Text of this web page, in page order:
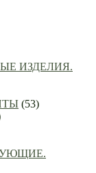
ИЗДЕЛИЯ.
(53)